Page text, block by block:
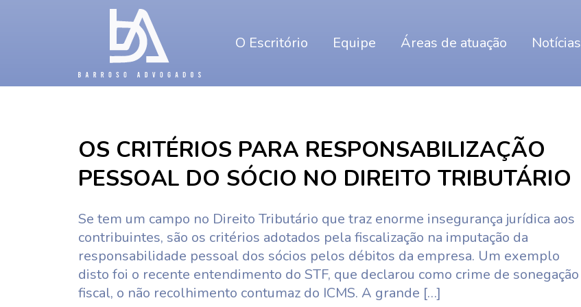
O Escritório Equipe Áreas de atuação Notícias
OS CRITÉRIOS PARA RESPONSABILIZAÇÃO
PESSOAL DO SÓCIO NO DIREITO TRIBUTÁRIO
Se tem um campo no Direito Tributário que traz enorme insegurança jurídica aos
contribuintes, são os critérios adotados pela fiscalização na imputação da
responsabilidade pessoal dos sócios pelos débitos da empresa. Um exemplo
disto foi o recente entendimento do STF, que declarou como crime de sonegação
fiscal, o não recolhimento contumaz do ICMS. A grande […]